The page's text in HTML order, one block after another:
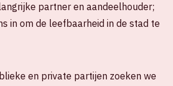
partner en aandeelhouder;
in om de leefbaarheid in de stad te
en private partijen zoeken we